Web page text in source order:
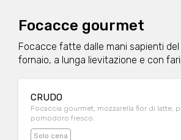
Focacce gourmet
Focacce fatte dalle mani sapienti
fornaio, a lunga lievitazione e con
CRUDO
Focaccia gourmet, mozzarella fior di latte,
pomodoro fresco.
Solo cena